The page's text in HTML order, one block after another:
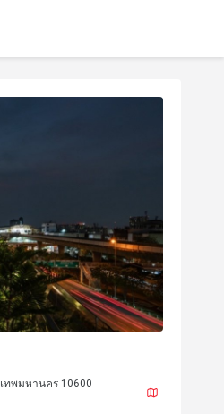
ทพมหานคร 10600